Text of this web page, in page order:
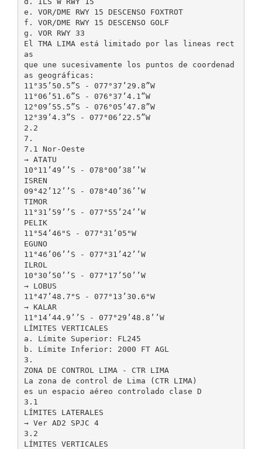
e. VOR/DME RWY 15 DESCENSO FOXTROT
f. VOR/DME RWY 15 DESCENSO GOLF
g. VOR RWY 33
El TMA LIMA está limitado por las lineas rect
as
que une sucesivamente los puntos de coordenad
as geográficas:
11°35’50.5”S - 077°37’29.8”W
11°06’51.6”S - 076°37’4.1”W
12°09’55.5”S - 076°05’47.8”W
12°39’4.3”S - 077°06’22.5”W
2.2
7.
7.1 Nor-Oeste
→ ATATU
10°11’49’’S - 078°00’38’’W
ISREN
09°42’12’’S - 078°40’36’’W
TIMOR
11°31’59’’S - 077°55’24’’W
PELIK
11°54’46"S - 077°31’05"W
EGUNO
11°46’06’’S - 077°31’42’’W
ILROL
10°30’50’’S - 077°17’50’’W
→ LOBUS
11°47’48.7"S - 077°13’30.6"W
→ KALAR
11°14’44.9’’S - 077°29’48.8’’W
LÍMITES VERTICALES
a. Límite Superior: FL245
b. Límite Inferior: 2000 FT AGL
3.
ZONA DE CONTROL LIMA - CTR LIMA
La zona de control de Lima (CTR LIMA)
es un espacio aéreo controlado clase D
3.1
LÍMITES LATERALES
→ Ver AD2 SPJC 4
3.2
LÍMITES VERTICALES